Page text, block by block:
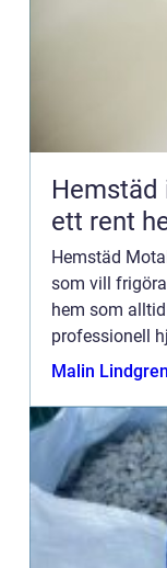
Hemstäd
ett rent
Hemstäd
som vill
hem som
professionell
hem...
Malin Lindgren